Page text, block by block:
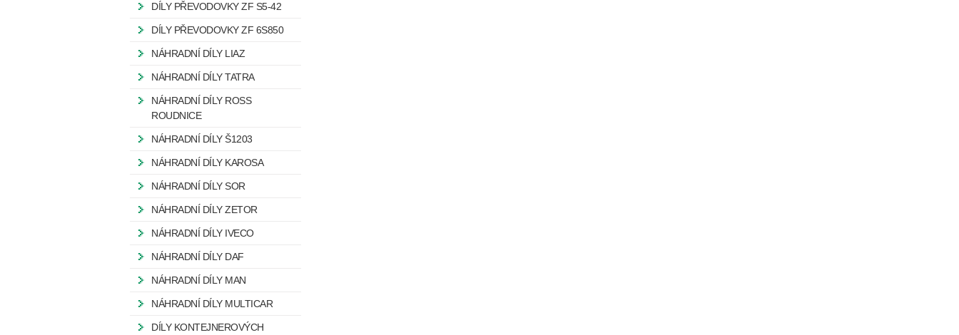
DÍLY PŘEVODOVKY ZF S5-42
DÍLY PŘEVODOVKY ZF 6S850
NÁHRADNÍ DÍLY LIAZ
NÁHRADNÍ DÍLY TATRA
NÁHRADNÍ DÍLY ROSS
ROUDNICE
NÁHRADNÍ DÍLY Š1203
NÁHRADNÍ DÍLY KAROSA
NÁHRADNÍ DÍLY SOR
NÁHRADNÍ DÍLY ZETOR
NÁHRADNÍ DÍLY IVECO
NÁHRADNÍ DÍLY DAF
NÁHRADNÍ DÍLY MAN
NÁHRADNÍ DÍLY MULTICAR
DÍLY KONTEJNEROVÝCH